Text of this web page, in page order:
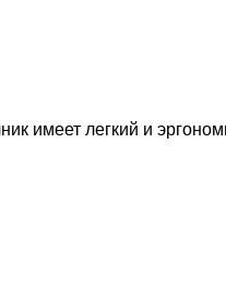
имеет легкий и